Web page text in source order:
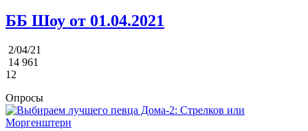
ББ Шоу от 01.04.2021
2/04/21
14 961
12
Опросы